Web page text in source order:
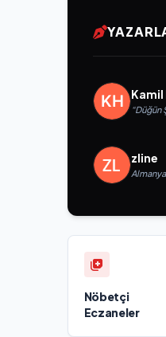
Kamil
“Düğün
zline
Nöbetçi
Eczaneler